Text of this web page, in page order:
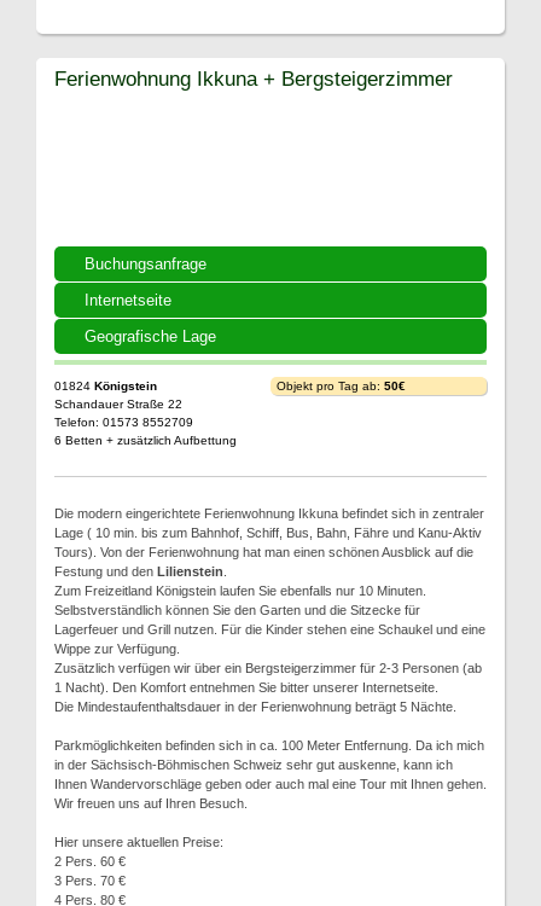
Buchungsanfrage
Internetseite
Geografische Lage
Ferienwohnung Ikkuna + Bergsteigerzimmer
01824 Königstein
Schandauer Straße 22
Telefon: 01573 8552709
6 Betten + zusätzlich Aufbettung
Objekt pro Tag ab: 50€
Die modern eingerichtete Ferienwohnung Ikkuna befindet sich in zentraler
Lage ( 10 min. bis zum Bahnhof, Schiff, Bus, Bahn, Fähre und Kanu-Aktiv
Tours). Von der Ferienwohnung hat man einen schönen Ausblick auf die
Festung und den Lilienstein
Zum Freizeitland Königstein laufen Sie ebenfalls nur 10 Minuten.
Selbstverständlich können Sie den Garten und die Sitzecke für
Lagerfeuer und Grill nutzen. Für die Kinder stehen eine Schaukel und eine
Wippe zur Verfügung.
Zusätzlich verfügen wir über ein Bergsteigerzimmer für 2-3 Personen (ab
1 Nacht). Den Komfort entnehmen Sie bitter unserer Internetseite.
Die Mindestaufenthaltsdauer in der Ferienwohnung beträgt 5 Nächte.
Parkmöglichkeiten befinden sich in ca. 100 Meter Entfernung. Da ich mich
in der Sächsisch-Böhmischen Schweiz sehr gut auskenne, kann ich
Ihnen Wandervorschläge geben oder auch mal eine Tour mit Ihnen gehen.
Wir freuen uns auf Ihren Besuch.
Hier unsere aktuellen Preise:
2 Pers. 60 €
3 Pers. 70 €
4 Pers. 80 €